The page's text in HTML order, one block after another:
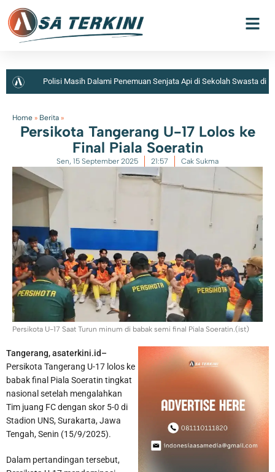
Polisi Masih Dalami Penemuan Senjata Api di Sekolah Swasta di
Membayar PBB dan BPHTB di Kota Tangerang Bisa Melalui
online, Ini Sejumlah Kanal yang Disiapkan
Home » Berita »
Persikota Tangerang U-17 Lolos ke
Final Piala Soeratin
Sen, 15 September 2025 21:57 Cak Sukma
Persikota U-17 Saat Turun minum di babak semi final Piala Soeratin.(ist)
Tangerang, asaterkini.id–
Persikota Tangerang U-17 lolos ke
babak final Piala Soeratin tingkat
nasional setelah mengalahkan
Tim juang FC dengan skor 5-0 di
Stadion UNS, Surakarta, Jawa
Tengah, Senin (15/9/2025).
Dalam pertandingan tersebut,